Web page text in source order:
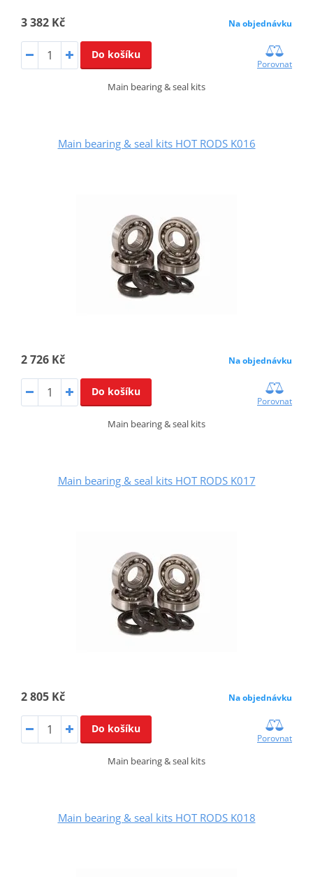
3 382 Kč Na objednávku
Do košíku
Porovnat
Main bearing & seal kits
Main bearing & seal kits HOT RODS K016
2 726 Kč Na objednávku
Do košíku
Porovnat
Main bearing & seal kits
Main bearing & seal kits HOT RODS K017
2 805 Kč Na objednávku
Do košíku
Porovnat
Main bearing & seal kits
Main bearing & seal kits HOT RODS K018